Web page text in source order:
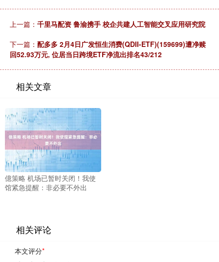
上一篇： 千里马配资 鲁渝携手 校企共建人工智能交叉应用研究院
下一篇： 配多多 2月4日广发恒生消费(QDII-ETF)(159699)遭净赎
回52.93万元, 位居当日跨境ETF净流出排名43/212
相关文章
億策略 机场已暂时关闭！我使
馆紧急提醒：非必要不外出
相关评论
本文评分*